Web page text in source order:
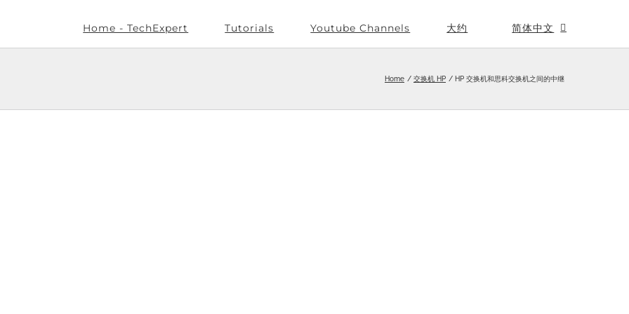
Home - TechExpert Tutorials Youtube Channels 大约 简体中文
Home 交换机 HP HP 交换机和思科交换机之间的中继